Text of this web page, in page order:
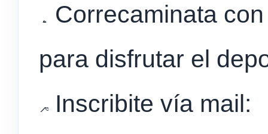
Correcaminata
para disfrutar el
Inscribite vía mail: